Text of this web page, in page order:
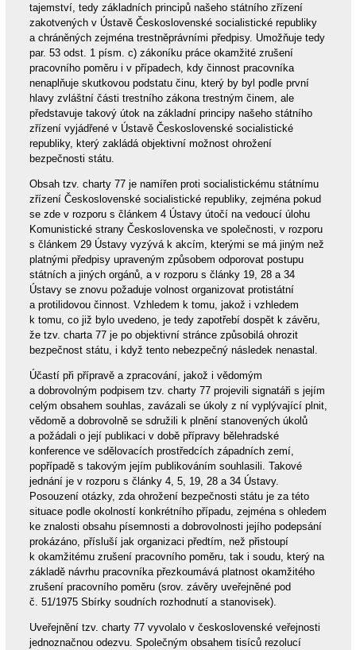
tajemství, tedy základních principů našeho státního zřízení
zakotvených v Ústavě Československé socialistické republiky
a chráněných zejména trestněprávními předpisy. Umožňuje tedy
par. 53 odst. 1 písm. c) zákoníku práce okamžité zrušení
pracovního poměru i v případech, kdy činnost pracovníka
nenaplňuje skutkovou podstatu činu, který by byl podle první
hlavy zvláštní části trestního zákona trestným činem, ale
představuje takový útok na základní principy našeho státního
zřízení vyjádřené v Ústavě Československé socialistické
republiky, který zakládá objektivní možnost ohrožení
bezpečnosti státu.
Obsah tzv. charty 77 je namířen proti socialistickému státnímu
zřízení Československé socialistické republiky, zejména pokud
se zde v rozporu s článkem 4 Ústavy útočí na vedoucí úlohu
Komunistické strany Československa ve společnosti, v rozporu
s článkem 29 Ústavy vyzývá k akcím, kterými se má jiným než
platnými předpisy upraveným způsobem odporovat postupu
státních a jiných orgánů, a v rozporu s články 19, 28 a 34
Ústavy se znovu požaduje volnost organizovat protistátní
a protilidovou činnost. Vzhledem k tomu, jakož i vzhledem
k tomu, co již bylo uvedeno, je tedy zapotřebí dospět k závěru,
že tzv. charta 77 je po objektivní stránce způsobilá ohrozit
bezpečnost státu, i když tento nebezpečný následek nenastal.
Účastí při přípravě a zpracování, jakož i vědomým
a dobrovolným podpisem tzv. charty 77 projevili signatáři s jejím
celým obsahem souhlas, zavázali se úkoly z ní vyplývající plnit,
vědomě a dobrovolně se sdružili k plnění stanovených úkolů
a požádali o její publikaci v době přípravy bělehradské
konference ve sdělovacích prostředcích západních zemí,
popřípadě s takovým jejím publikováním souhlasili. Takové
jednání je v rozporu s články 4, 5, 19, 28 a 34 Ústavy.
Posouzení otázky, zda ohrožení bezpečnosti státu je za této
situace podle okolností konkrétního případu, zejména s ohledem
ke znalosti obsahu písemnosti a dobrovolnosti jejího podepsání
prokázáno, přísluší jak organizaci předtím, než přistoupí
k okamžitému zrušení pracovního poměru, tak i soudu, který na
základě návrhu pracovníka přezkoumává platnost okamžitého
zrušení pracovního poměru (srov. závěry uveřejněné pod
č. 51/1975 Sbírky soudních rozhodnutí a stanovisek).
Uveřejnění tzv. charty 77 vyvolalo v československé veřejnosti
jednoznačnou odezvu. Společným obsahem tisíců rezolucí